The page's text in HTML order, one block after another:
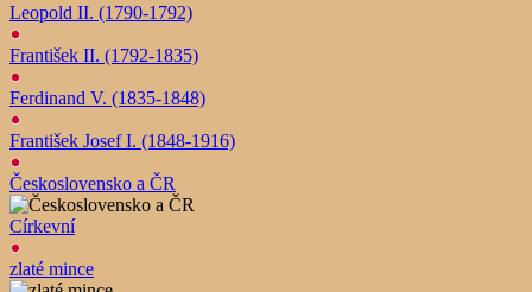
Leopold II. (1790-1792)
František II. (1792-1835)
Ferdinand V. (1835-1848)
František Josef I. (1848-1916)
Československo a ČR
Církevní
zlaté mince